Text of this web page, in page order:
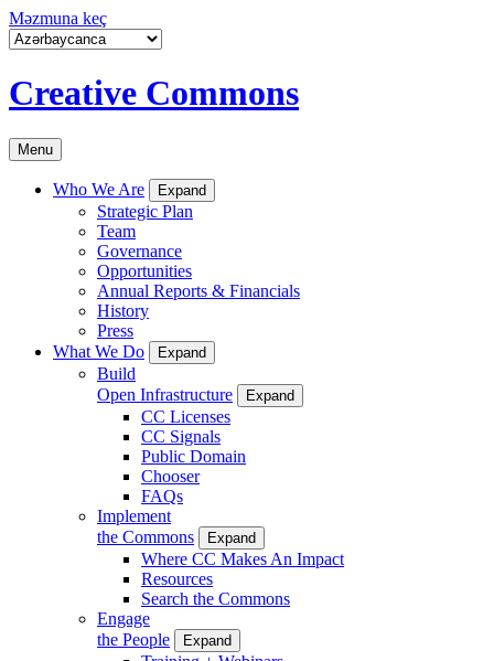
Məzmuna keç
Creative Commons
Menu
Who We Are Expand
Strategic Plan
Team
Governance
Opportunities
Annual Reports & Financials
History
Press
What We Do
Expand
Build
Open Infrastructure
Expand
CC Licenses
CC Signals
Public Domain
Chooser
FAQs
Implement
the Commons
Expand
Where CC Makes An Impact
Resources
Search the Commons
Engage
the People
Expand